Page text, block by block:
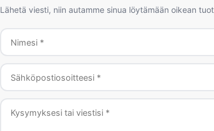
Lähetä viesti, niin autamme sinua löytämään oikean